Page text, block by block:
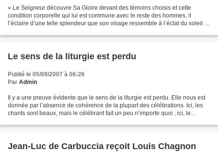
« Le Seigneur découvre Sa Gloire devant des témoins choisis et cette
condition corporelle qui lui est commune avec le reste des hommes, il
l’éclaire d’une telle splendeur que son visage ressemble à l’éclat du soleil et
Le sens de la liturgie est perdu
Publié le 05/08/2007 à 06:26
Par Admin
Il y a une preuve évidente que le sens de la liturgie est perdu. Elle nous est
donnée par l’absence de cohérence de la plupart des célébrations. Ici, les
chants sont beaux, mais le célébrant fait un peu n’importe quoi ; ici, le
Jean-Luc de Carbuccia reçoit Louis Chagnon